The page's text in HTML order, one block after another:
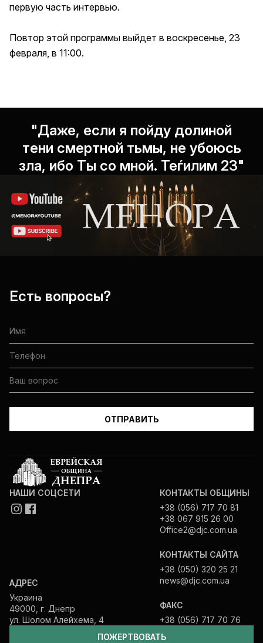
первую часть интервью.
Повтор этой программы выйдет в воскресенье, 23
февраля, в 11:00.
"Даже, если я пойду долиной
тени смертной тьмы, не убоюсь
зла, ибо Ты со мной. Теѓилим 23"
Есть вопросы?
ПОЖЕРТВОВАТЬ
НАШИ СОЦСЕТИ
АДРЕС
Украина
49000, г. Днепр
ул. Шолом Алейхема, 4
КОНТАКТЫ ОБЩИНЫ
+38 (056) 717 70 81
+38 067 915 26 00
Office2@djc.com.ua
КОНТАКТЫ САЙТА
+38 (050) 320 25 21
news@djc.com.ua
ФАКС
+38 (056) 717 70 76